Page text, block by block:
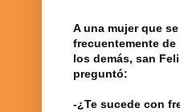
A una mujer que
frecuentemente de
los demás, san
preguntó:
-¿Te sucede con